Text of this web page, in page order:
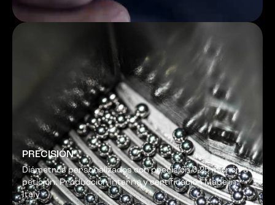
PRECISIÓN
Diámetros personalizados con precisión 0,25 micrón a
petición. Producción interna y certificación Made in
Italy